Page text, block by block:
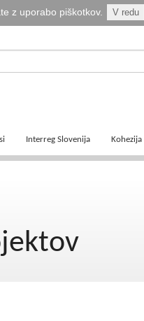
z uporabo piškotkov. V redu
razpisi
Interreg Slovenija
Medregionalno sodelovanje